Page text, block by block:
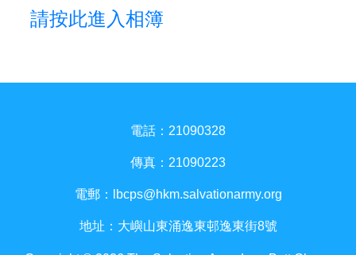
請按此進入相簿
電話：21090328
傳真：21090223
電郵： lbcps@hkm.salvationarmy.org
地址：大嶼山東涌逸東邨逸東街8號